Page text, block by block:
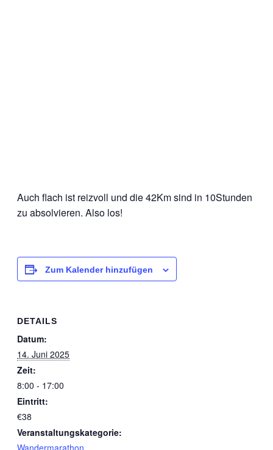
Auch flach ist reizvoll und die 42Km sind in 10Stunden
zu absolvieren. Also los!
Zum Kalender hinzufügen
DETAILS
Datum:
14. Juni 2025
Zeit:
8:00 - 17:00
Eintritt:
€38
Veranstaltungskategorie:
Wandermarathon